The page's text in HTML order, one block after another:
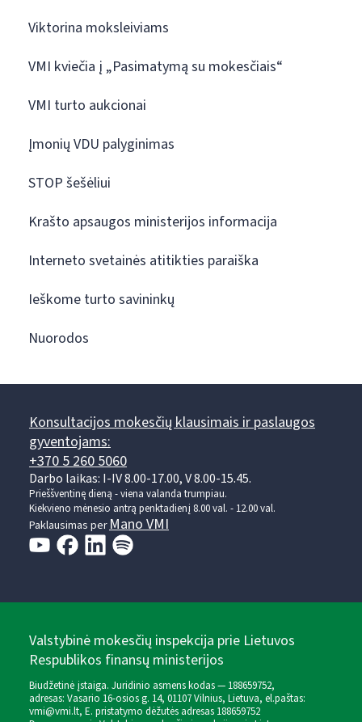
Viktorina moksleiviams
VMI kviečia į „Pasimatymą su mokesčiais“
VMI turto aukcionai
Įmonių VDU palyginimas
STOP šešėliui
Krašto apsaugos ministerijos informacija
Interneto svetainės atitikties paraiška
Ieškome turto savininkų
Nuorodos
Konsultacijos mokesčių klausimais ir paslaugos
gyventojams:
+370 5 260 5060
Darbo laikas: I-IV 8.00-17.00, V 8.00-15.45.
Prieššventinę dieną - viena valanda trumpiau.
Kiekvieno mėnesio antrą penktadienį 8.00 val. - 12.00 val.
Paklausimas perMano VMI
Valstybinė mokesčių inspekcija prie Lietuvos
Respublikos finansų ministerijos
Biudžetinė įstaiga. Juridinio asmens kodas — 188659752,
adresas: Vasario 16-osios g. 14, 01107 Vilnius, Lietuva, el.paštas:
vmi@vmi.lt, E. pristatymo dėžutės adresas 188659752